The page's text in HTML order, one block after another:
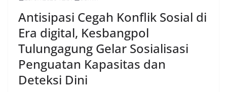
Antisipasi Cegah Konflik Sosial di
Era digital, Kesbangpol
Tulungagung Gelar Sosialisasi
Penguatan Kapasitas dan
Deteksi Dini